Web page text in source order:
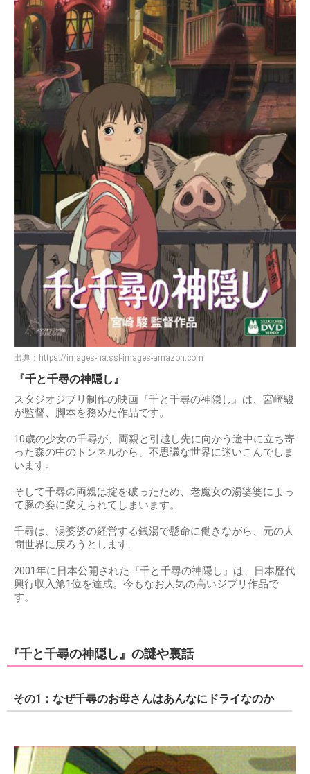
出典： https://images-na.ssl-images-amazon.com
『千と千尋の神隠し』
スタジオジブリ制作の映画『千と千尋の神隠し』は、宮崎駿
が監督、脚本を務めた作品です。
10歳の少女の千尋が、両親と引越し先に向かう途中に立ち寄
った森の中のトンネルから、不思議な世界に迷いこんでしま
います。
そして千尋の両親は掟を破ったため、老魔女の湯婆婆によっ
て豚の姿に変えられてしまいます。
千尋は、湯婆婆の経営する銭湯で懸命に働きながら、元の人
間世界に戻ろうとします。
2001年に日本公開された『千と千尋の神隠し』は、日本歴代
興行収入第1位を達成。今もなお人気の高いジブリ作品で
す。
『千と千尋の神隠し』の謎や裏話
その1：なぜ千尋のお母さんはあんなにドライなのか